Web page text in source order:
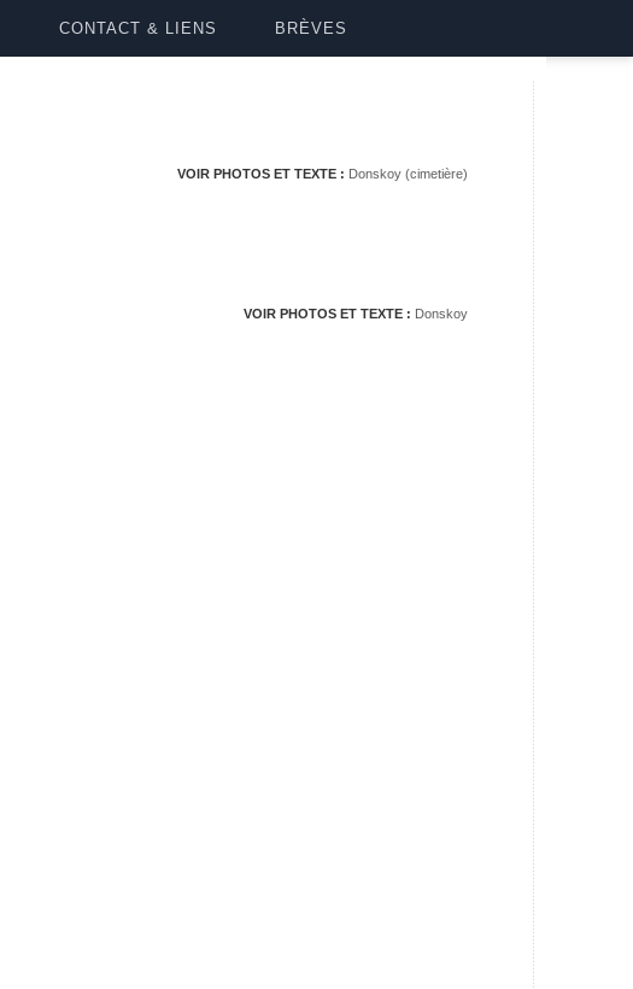
CONTACT & LIENS BRÈVES
VOIR PHOTOS ET TEXTE : Donskoy (cimetière)
VOIR PHOTOS ET TEXTE : Donskoy